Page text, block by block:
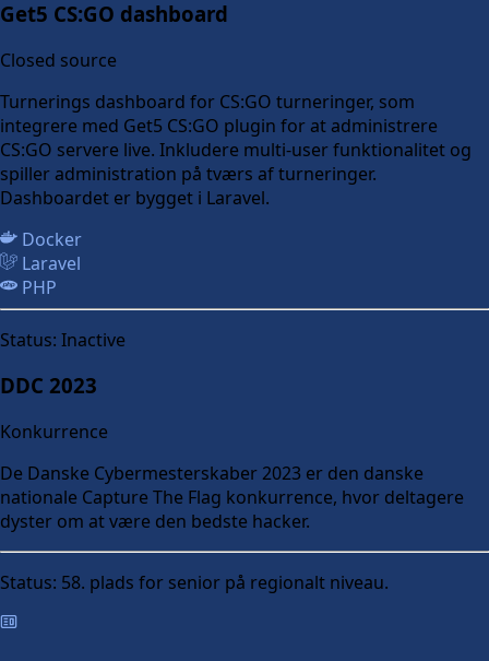
Get5 CS:GO dashboard
Closed source
Turnerings dashboard for CS:GO turneringer, som
integrere med Get5 CS:GO plugin for at administrere
CS:GO servere live. Inkludere multi-user funktionalitet og
spiller administration på tværs af turneringer.
Dashboardet er bygget i Laravel.
Docker
Laravel
PHP
Status: Inactive
DDC 2023
Konkurrence
De Danske Cybermesterskaber 2023 er den danske
nationale Capture The Flag konkurrence, hvor deltagere
dyster om at være den bedste hacker.
Status: 58. plads for senior på regionalt niveau.